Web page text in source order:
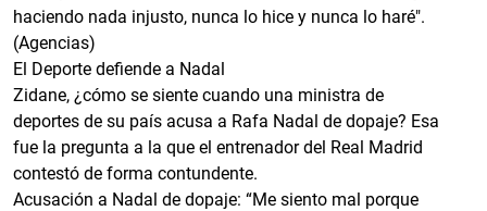
haciendo nada injusto, nunca lo hice y nunca lo haré".
(Agencias)
El Deporte defiende a Nadal
Zidane, ¿cómo se siente cuando una ministra de
deportes de su país acusa a Rafa Nadal de dopaje? Esa
fue la pregunta a la que el entrenador del Real Madrid
contestó de forma contundente.
Acusación a Nadal de dopaje: “Me siento mal porque